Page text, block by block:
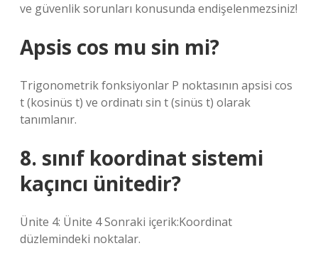
ve güvenlik sorunları konusunda endişelenmezsiniz!
Apsis cos mu sin mi?
Trigonometrik fonksiyonlar P noktasının apsisi cos
t (kosinüs t) ve ordinatı sin t (sinüs t) olarak
tanımlanır.
8. sınıf koordinat sistemi
kaçıncı ünitedir?
Ünite 4: Ünite 4 Sonraki içerik:Koordinat
düzlemindeki noktalar.